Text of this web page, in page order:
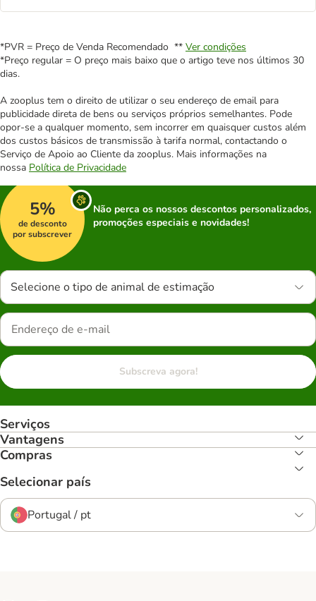
*PVR = Preço de Venda Recomendado ** Ver condições
*Preço regular = O preço mais baixo que o artigo teve nos últimos 30
dias.
A zooplus tem o direito de utilizar o seu endereço de email para
publicidade direta de bens ou serviços próprios semelhantes. Pode
opor-se a qualquer momento, sem incorrer em quaisquer custos além
dos custos básicos de transmissão à tarifa normal, contactando o
Serviço de Apoio ao Cliente da zooplus. Mais informações na
nossa Política de Privacidade
5%
de desconto
por subscrever
Não perca os nossos descontos personalizados,
promoções especiais e novidades!
Selecione o tipo de animal de estimação
Subscreva agora!
Serviços
Vantagens
Compras
Selecionar país
Portugal / pt